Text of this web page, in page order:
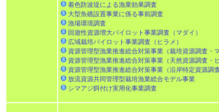
着色防波堤による漁業効果調査
大型魚礁設置事業に係る事前調査
漁場環境調査
回遊性資源増大パイロット事業調査（マダイ）
広域栽培パイロット事業調査（ヒラメ）
資源管理型漁業推進総合対策事業（栽培資源調査・
資源管理型漁業推進総合対策事業（天然資源調査・
資源管理型漁業推進総合対策事業（沿岸特定資源調
放流資源共同管理型栽培漁業総合モデル事業
シマアジ餌付け実用化事業調査